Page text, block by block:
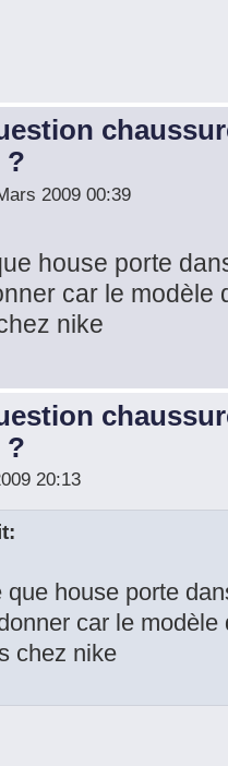
?
2009 00:39
house porte
car le modèle
nike
?
20:13
house porte
car le
chez nike